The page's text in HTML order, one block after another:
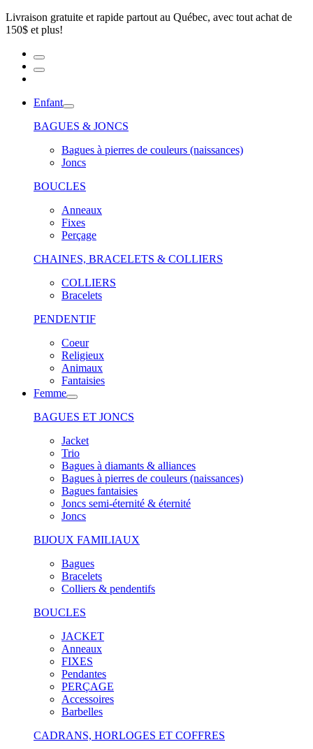
Livraison gratuite et rapide partout au Québec, avec tout achat de
150$ et plus!
Enfant
BAGUES & JONCS
Bagues à pierres de couleurs (naissances)
Joncs
BOUCLES
Anneaux
Fixes
Perçage
CHAINES, BRACELETS & COLLIERS
COLLIERS
Bracelets
PENDENTIF
Coeur
Religieux
Animaux
Fantaisies
Femme
BAGUES ET JONCS
Jacket
Trio
Bagues à diamants & alliances
Bagues à pierres de couleurs (naissances)
Bagues fantaisies
Joncs semi-éternité & éternité
Joncs
BIJOUX FAMILIAUX
Bagues
Bracelets
Colliers & pendentifs
BOUCLES
JACKET
Anneaux
FIXES
Pendantes
PERÇAGE
Accessoires
Barbelles
CADRANS, HORLOGES ET COFFRES